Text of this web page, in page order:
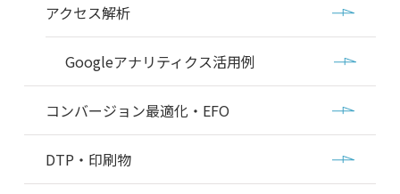
アクセス解析
Googleアナリティクス活用例
コンバージョン最適化・EFO
DTP・印刷物